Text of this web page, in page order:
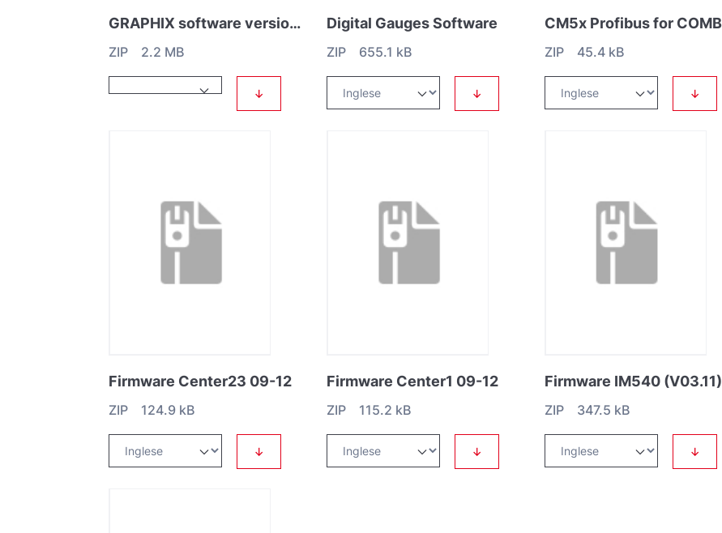
GRAPHIX software version 1.16.00
ZIP 2.2 MB
↓
Digital Gauges Software
ZIP 655.1 kB
↓
ZIP 45.4 kB
↓
Firmware Center23 09-12
ZIP 124.9 kB
↓
Firmware Center1 09-12
ZIP 115.2 kB
↓
Firmware IM540 (V03.11)
ZIP 347.5 kB
↓